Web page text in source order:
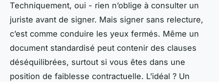
Techniquement, oui - rien n’oblige à consulter un
juriste avant de signer. Mais signer sans relecture,
c’est comme conduire les yeux fermés. Même un
document standardisé peut contenir des clauses
déséquilibrées, surtout si vous êtes dans une
position de faiblesse contractuelle. L’idéal ? Un